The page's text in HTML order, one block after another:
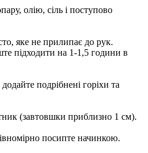
олію, сіль і поступово
яке не прилипає до рук.
підходити на 1-1,5 години в
подрібнені горіхи та
(завтовшки приблизно 1 см).
посипте начинкою.